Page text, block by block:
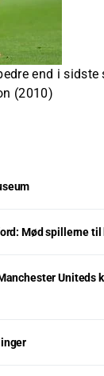
end i
(2010)
Mød spillerne til
Uniteds